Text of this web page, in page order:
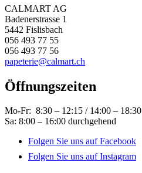
CALMART AG
Badenerstrasse 1
5442 Fislisbach
056 493 77 55
056 493 77 56
papeterie@calmart.ch
Öffnungszeiten
Mo-Fr: 8:30 – 12:15 / 14:00 – 18:30
Sa: 8:00 – 16:00 durchgehend
Folgen Sie uns auf Facebook
Folgen Sie uns auf Instagram